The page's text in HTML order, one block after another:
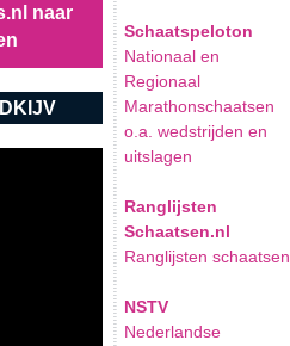
naar
Schaatspeloton
Nationaal en
Regionaal
Marathonschaatsen
o.a. wedstrijden en
uitslagen
Ranglijsten
Schaatsen.nl
Ranglijsten schaatsen
NSTV
Nederlandse